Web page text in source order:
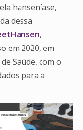
hanseníase,
dessa
,
em 2020, em
Saúde, com o
para a